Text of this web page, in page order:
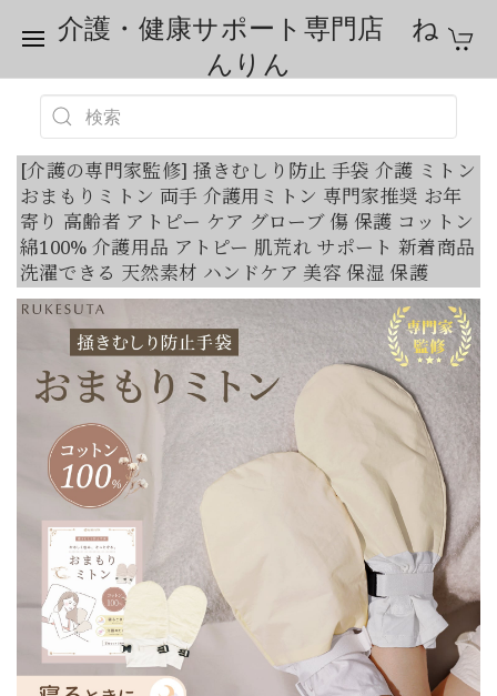
介護・健康サポート専門店 ね
んりん
[介護の専門家監修] 掻きむしり防止 手袋 介護 ミトン
おまもりミトン 両手 介護用ミトン 専門家推奨 お年
寄り 高齢者 アトピー ケア グローブ 傷 保護 コットン
綿100% 介護用品 アトピー 肌荒れ サポート 新着商品
洗濯できる 天然素材 ハンドケア 美容 保湿 保護